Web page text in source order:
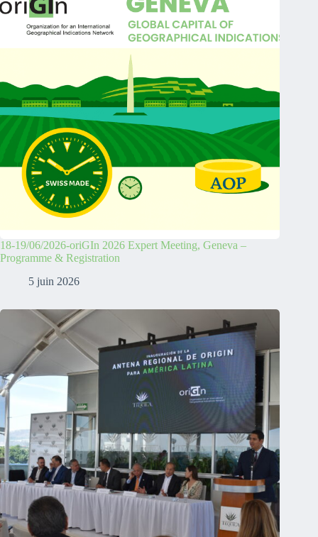
18-19/06/2026-oriGIn 2026 Expert Meeting, Geneva –
Programme & Registration
5 juin 2026